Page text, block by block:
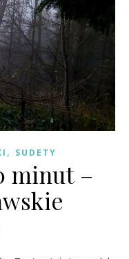
, SUDETY
minut –